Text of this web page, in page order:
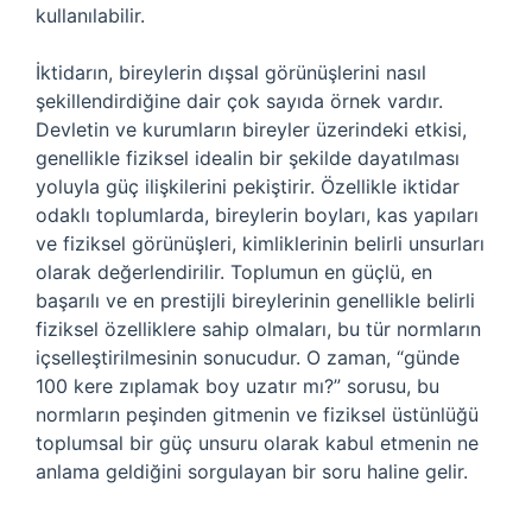
kullanılabilir.
İktidarın, bireylerin dışsal görünüşlerini nasıl
şekillendirdiğine dair çok sayıda örnek vardır.
Devletin ve kurumların bireyler üzerindeki etkisi,
genellikle fiziksel idealin bir şekilde dayatılması
yoluyla güç ilişkilerini pekiştirir. Özellikle iktidar
odaklı toplumlarda, bireylerin boyları, kas yapıları
ve fiziksel görünüşleri, kimliklerinin belirli unsurları
olarak değerlendirilir. Toplumun en güçlü, en
başarılı ve en prestijli bireylerinin genellikle belirli
fiziksel özelliklere sahip olmaları, bu tür normların
içselleştirilmesinin sonucudur. O zaman, “günde
100 kere zıplamak boy uzatır mı?” sorusu, bu
normların peşinden gitmenin ve fiziksel üstünlüğü
toplumsal bir güç unsuru olarak kabul etmenin ne
anlama geldiğini sorgulayan bir soru haline gelir.